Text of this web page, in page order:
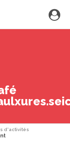
d'activités